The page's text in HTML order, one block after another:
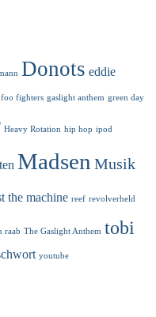
Donots eddie
foo fighters gaslight anthem green day
Heavy Rotation hip hop ipod
Madsen Musik
the machine reef revolverheld
raab The Gaslight Anthem tobi
youtube